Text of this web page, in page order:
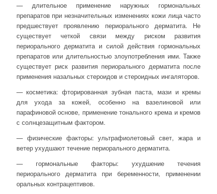
— длительное применение наружных гормональных
препаратов при незначительных изменениях кожи лица часто
предшествует проявлению периорального дерматита. Не
существует четкой связи между риском развития
периорального дерматита и силой действия гормональных
препаратов или длительностью злоупотребления ими. Также
существует риск развития периорального дерматита после
применения назальных стероидов и стероидных ингаляторов.
— косметика: фторированная зубная паста, мази и кремы
для ухода за кожей, особенно на вазелиновой или
парафиновой основе, применение тонального крема и кремов
с солнцезащитным фактором.
— физические факторы: ультрафиолетовый свет, жара и
ветер ухудшают течение периорального дерматита.
— гормональные факторы: ухудшение течения
периорального дерматита при беременности, применении
оральных контрацептивов.